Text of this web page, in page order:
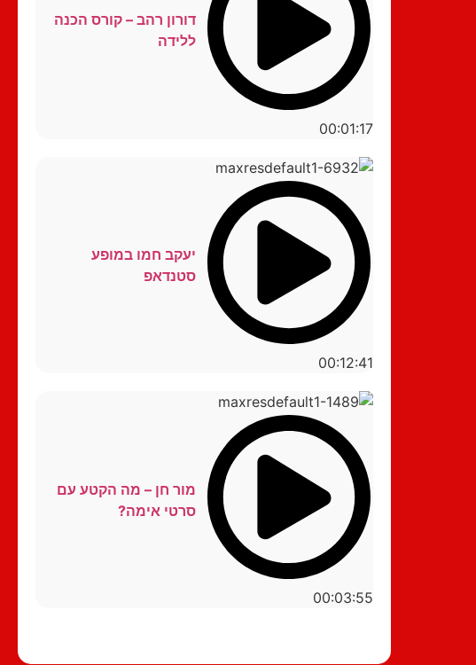
00:01:17
דורון רהב – קורס הכנה
ללידה
00:12:41
יעקב חמו במופע
סטנדאפ
00:03:55
מור חן – מה הקטע עם
סרטי אימה?